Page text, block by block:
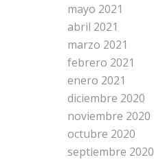
mayo 2021
abril 2021
marzo 2021
febrero 2021
enero 2021
diciembre 2020
noviembre 2020
octubre 2020
septiembre 2020